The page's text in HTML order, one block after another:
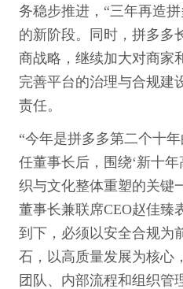
务稳步推进，“三年再造
的新阶段。同时，拼多多
商战略，继续加大对商家
完善平台的治理与合规建
责任。
“今年是拼多多第二个十
任董事长后，围绕‘新十
织与文化整体重塑的关键
董事长兼联席CEO赵佳臻
到下，必须以安全合规为
石，以高质量发展为核心
团队、内部流程和组织管